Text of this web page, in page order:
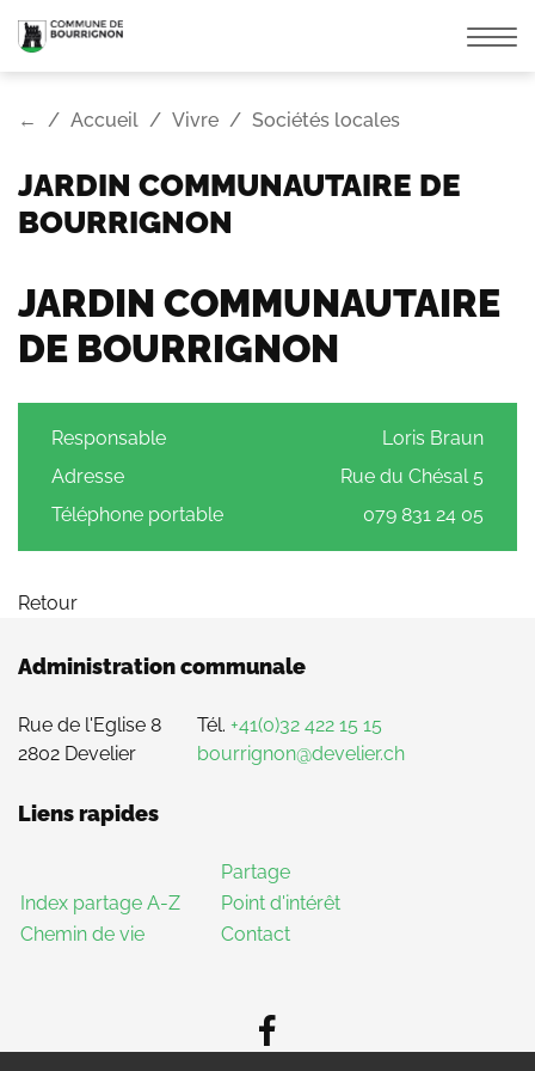
la
← Accueil Vivre Sociétés locales
JARDIN COMMUNAUTAIRE DE
BOURRIGNON
JARDIN COMMUNAUTAIRE
DE BOURRIGNON
Responsable
Loris Braun
Adresse
Rue du Chésal 5
Téléphone portable
079 831 24 05
Retour
Administration communale
Rue de l'Eglise 8
2802 Develier
Tél. +41(0)32 422 15 15
bourrignon@develier.ch
Liens rapides
Index partage A-Z
Chemin de vie
Partage
Point d'intérêt
Contact